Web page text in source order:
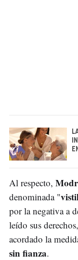
Al respecto,
denominada "
por la negativa a
leído sus
acordado la
sin fianza.